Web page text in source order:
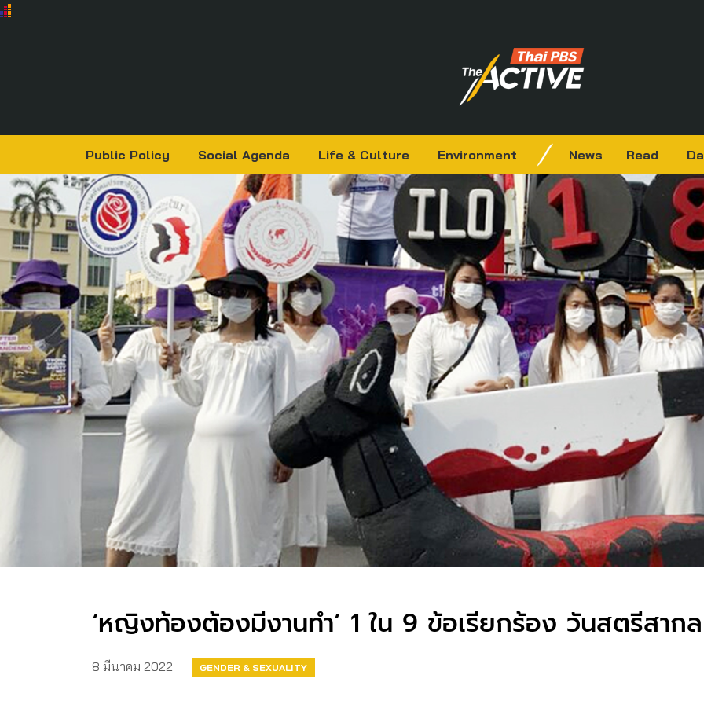
Public Policy Social Agenda Life & Culture Environment News Read
‘หญิงท้องต้องมีงานทำ’ 1 ใน 9 ข้อเรียกร้อง วันสตรีสากล
8 มีนาคม 2022 GENDER & SEXUALITY